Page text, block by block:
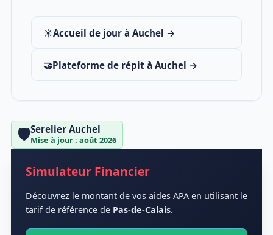
☀️Accueil de jour à Auchel →
🤝Plateforme de répit à Auchel →
🛡️Serelier Auchel
Mise à jour : août 2026
Simulateur Financier
Découvrez le montant de vos aides APA en utilisant le
tarif de référence de Pas-de-Calais.